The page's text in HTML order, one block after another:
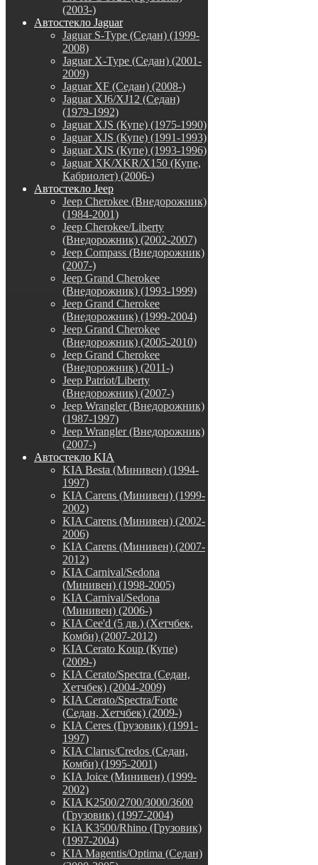
(2003-)
Автостекло Jaguar
Jaguar S-Type (Седан) (1999-
2008)
Jaguar X-Type (Седан) (2001-
2009)
Jaguar XF (Седан) (2008-)
Jaguar XJ6/XJ12 (Седан)
(1979-1992)
Jaguar XJS (Купе) (1975-1990)
Jaguar XJS (Купе) (1991-1993)
Jaguar XJS (Купе) (1993-1996)
Jaguar XK/XKR/X150 (Купе,
Кабриолет) (2006-)
Автостекло Jeep
Jeep Cherokee (Внедорожник)
(1984-2001)
Jeep Cherokee/Liberty
(Внедорожник) (2002-2007)
Jeep Compass (Внедорожник)
(2007-)
Jeep Grand Cherokee
(Внедорожник) (1993-1999)
Jeep Grand Cherokee
(Внедорожник) (1999-2004)
Jeep Grand Cherokee
(Внедорожник) (2005-2010)
Jeep Grand Cherokee
(Внедорожник) (2011-)
Jeep Patriot/Liberty
(Внедорожник) (2007-)
Jeep Wrangler (Внедорожник)
(1987-1997)
Jeep Wrangler (Внедорожник)
(2007-)
Автостекло KIA
KIA Besta (Минивен) (1994-
1997)
KIA Carens (Минивен) (1999-
2002)
KIA Carens (Минивен) (2002-
2006)
KIA Carens (Минивен) (2007-
2012)
KIA Carnival/Sedona
(Минивен) (1998-2005)
KIA Carnival/Sedona
(Минивен) (2006-)
KIA Cee'd (5 дв.) (Хетчбек,
Комби) (2007-2012)
KIA Cerato Koup (Купе)
(2009-)
KIA Cerato/Spectra (Седан,
Хетчбек) (2004-2009)
KIA Cerato/Spectra/Forte
(Седан, Хетчбек) (2009-)
KIA Ceres (Грузовик) (1991-
1997)
KIA Clarus/Credos (Седан,
Комби) (1995-2001)
KIA Joice (Минивен) (1999-
2002)
KIA K2500/2700/3000/3600
(Грузовик) (1997-2004)
KIA K3500/Rhino (Грузовик)
(1997-2004)
KIA Magentis/Optima (Седан)